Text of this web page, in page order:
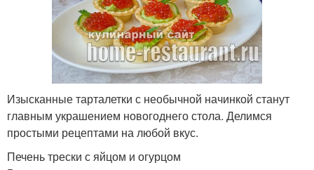
Изысканные тарталетки с необычной начинкой станут
главным украшением новогоднего стола. Делимся
простыми рецептами на любой вкус.
Печень трески с яйцом и огурцом